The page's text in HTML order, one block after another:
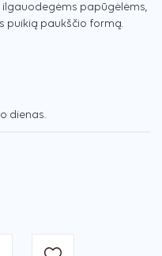
papūgėlėms,
puikią paukščio formą.
dienas.